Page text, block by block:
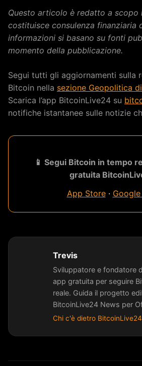
Questo articolo è redatto a scopo
costituisce consulenza finanziaria
informazioni si basano su fonti
momento della pubblicazione.
Segui tutti gli aggiornamenti sulla
Bitcoin nella sezione Geopolitica
Scarica l’app BitcoinLive24 su
notifiche istantanee sulle notizie
📱 Segui Bitcoin in tempo
gratuita
App Store·
Trevis
Sviluppatore e fondatore
app gratuita per seguire
reale. Guida il progetto
BitcoinLive24 News per
Chi c'è dietro BitcoinLive24